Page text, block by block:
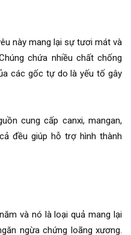
này mang lại sự tươi mát và
chứa nhiều chất chống
các gốc tự do là yếu tố gây
cung cấp canxi, mangan,
đều giúp hỗ trợ hình thành
và nó là loại quả mang lại
ngừa chứng loãng xương.